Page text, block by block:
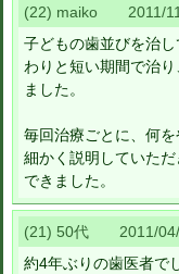
(22) maiko 2011/
子どもの歯並びを治し
わりと短い期間で治
ました。
毎回治療ごとに、何を
細かく説明していた
できました。
(21) 50代 2011/
約4年ぶりの歯医者で